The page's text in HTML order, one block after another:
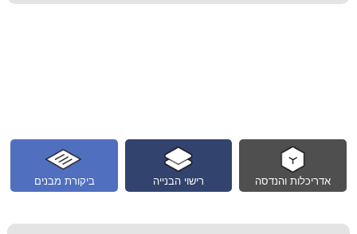
ביקורת מבנים רישוי הבנייה אדריכלות והנדסה